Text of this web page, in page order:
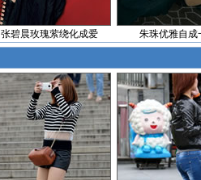
张碧晨玫瑰萦绕化成爱 朱珠优雅自成